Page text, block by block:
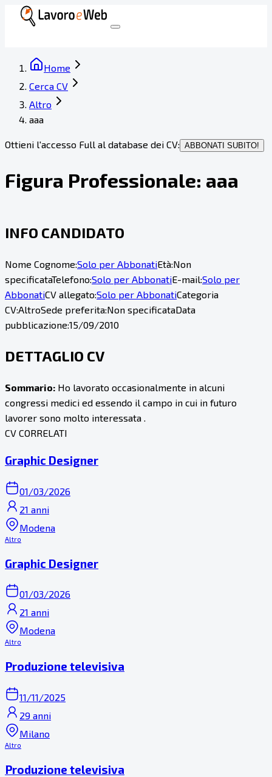
Home
Cerca CV
Altro
aaa
Ottieni l'accesso Full al database dei CV: ABBONATI SUBITO!
Figura Professionale: aaa
INFO CANDIDATO
Nome Cognome:Solo per AbbonatiEtà:Non
specificataTelefono:Solo per AbbonatiE-mail:Solo per
AbbonatiCV allegato:Solo per AbbonatiCategoria
CV:AltroSede preferita:Non specificataData
pubblicazione:15/09/2010
DETTAGLIO CV
Sommario: Ho lavorato occasionalmente in alcuni
congressi medici ed essendo il campo in cui in futuro
lavorer sono molto interessata .
CV CORRELATI
Graphic Designer
01/03/2026
21 anni
Modena
Altro
Graphic Designer
01/03/2026
21 anni
Modena
Altro
Produzione televisiva
11/11/2025
29 anni
Milano
Altro
Produzione televisiva